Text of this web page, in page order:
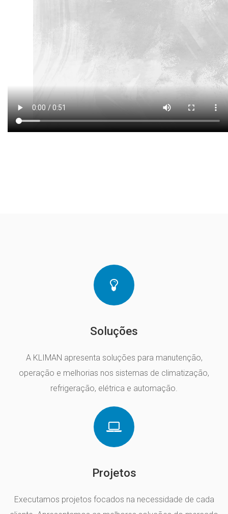
Soluções
A KLIMAN apresenta soluções para manutenção,
operação e melhorias nos sistemas de climatização,
refrigeração, elétrica e automação.
Projetos
Executamos projetos focados na necessidade de cada